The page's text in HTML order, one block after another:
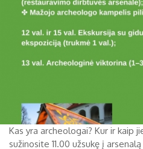
24
25 26
31
Kas yra archeologai? Kur ir kaip
sužinosite 11.00 užsukę į